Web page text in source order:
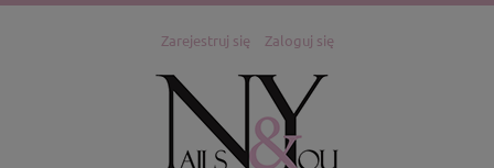
Zarejestruj się Zaloguj się